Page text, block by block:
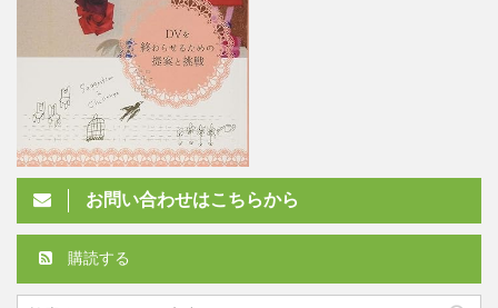
お問い合わせはこちらから
購読する